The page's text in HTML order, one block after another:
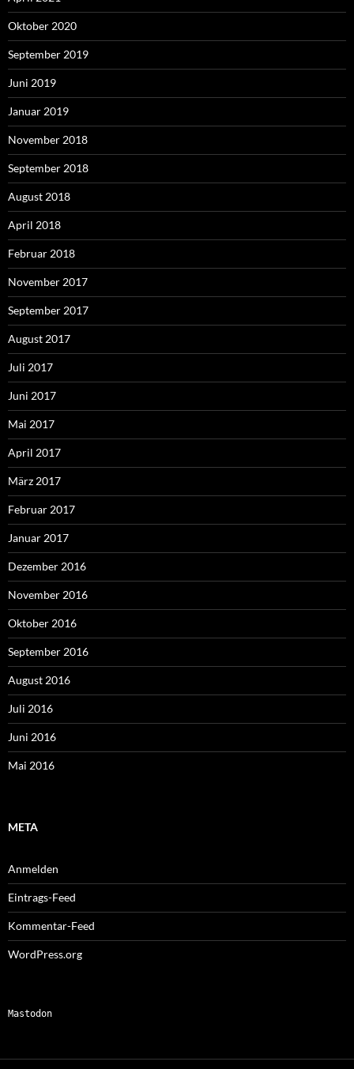
Oktober 2020
September 2019
Juni 2019
Januar 2019
November 2018
September 2018
August 2018
April 2018
Februar 2018
November 2017
September 2017
August 2017
Juli 2017
Juni 2017
Mai 2017
April 2017
März 2017
Februar 2017
Januar 2017
Dezember 2016
November 2016
Oktober 2016
September 2016
August 2016
Juli 2016
Juni 2016
Mai 2016
META
Anmelden
Eintrags-Feed
Kommentar-Feed
WordPress.org
Mastodon